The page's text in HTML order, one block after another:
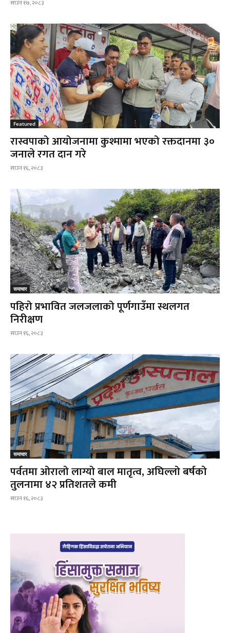
साउन १७, २०८३
Featured
रास्वपाको आयोजनामा कुश्मामा भएको रक्तदानमा ३०
जनाले रगत दान गरे
साउन १६, २०८३
समाचार
पहिरो प्रभावित जलजलाको पूर्णगाउँमा स्थलगत
निरीक्षण
साउन १६, २०८३
समाचार
पर्वतमा ओरालो लाग्यो बाल मातृत्व, अघिल्लो बर्षको
तुलनामा ४२ प्रतिशतले कमी
साउन १६, २०८३